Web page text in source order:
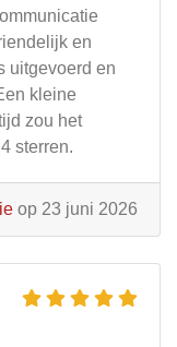
en
uitgevoerd en
kleine
zou het
sterren.
op 23 juni 2026